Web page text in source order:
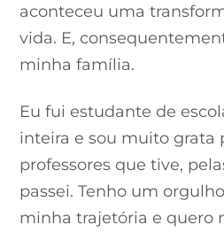
aconteceu uma
vida. E,
minha família.
Eu fui estudante de
inteira e sou muito grata
professores que tive,
passei. Tenho um
minha trajetória e quero